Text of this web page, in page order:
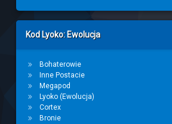
Kod Lyoko: Ewolucja
Bohaterowie
Inne Postacie
Megapod
Lyoko (Ewolucja)
Cortex
Bronie